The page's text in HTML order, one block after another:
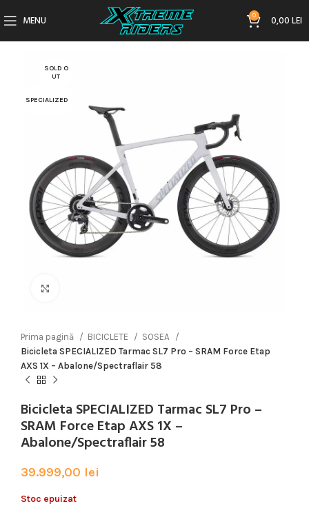
MENU 0 0,00LEI
SOLD O
UT
SPECIALIZED
Prima pagină BICICLETE
SOSEA
Bicicleta SPECIALIZED Tarmac SL7 Pro – SRAM Force Etap
AXS 1X – Abalone/Spectraflair 58
Bicicleta SPECIALIZED Tarmac SL7 Pro –
SRAM Force Etap AXS 1X –
Abalone/Spectraflair 58
39.999,00 lei
Stoc epuizat